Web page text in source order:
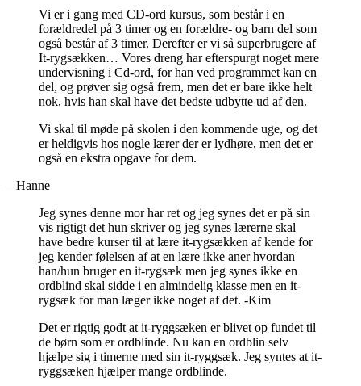
Vi er i gang med CD-ord kursus, som består i en
forældredel på 3 timer og en forældre- og barn del som
også består af 3 timer. Derefter er vi så superbrugere af
It-rygsækken… Vores dreng har efterspurgt noget mere
undervisning i Cd-ord, for han ved programmet kan en
del, og prøver sig også frem, men det er bare ikke helt
nok, hvis han skal have det bedste udbytte ud af den.
Vi skal til møde på skolen i den kommende uge, og det
er heldigvis hos nogle lærer der er lydhøre, men det er
også en ekstra opgave for dem.
– Hanne
Jeg synes denne mor har ret og jeg synes det er på sin
vis rigtigt det hun skriver og jeg synes lærerne skal
have bedre kurser til at lære it-rygsækken af kende for
jeg kender følelsen af at en lære ikke aner hvordan
han/hun bruger en it-rygsæk men jeg synes ikke en
ordblind skal sidde i en almindelig klasse men en it-
rygsæk for man læger ikke noget af det. -Kim
Det er rigtig godt at it-ryggsæken er blivet op fundet til
de børn som er ordblinde. Nu kan en ordblin selv
hjælpe sig i timerne med sin it-ryggsæk. Jeg syntes at it-
ryggsæken hjælper mange ordblinde.